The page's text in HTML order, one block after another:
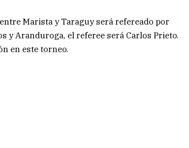
Marista y Taraguy será refereado por
y Aranduroga, el referee será Carlos Prieto.
en este torneo.